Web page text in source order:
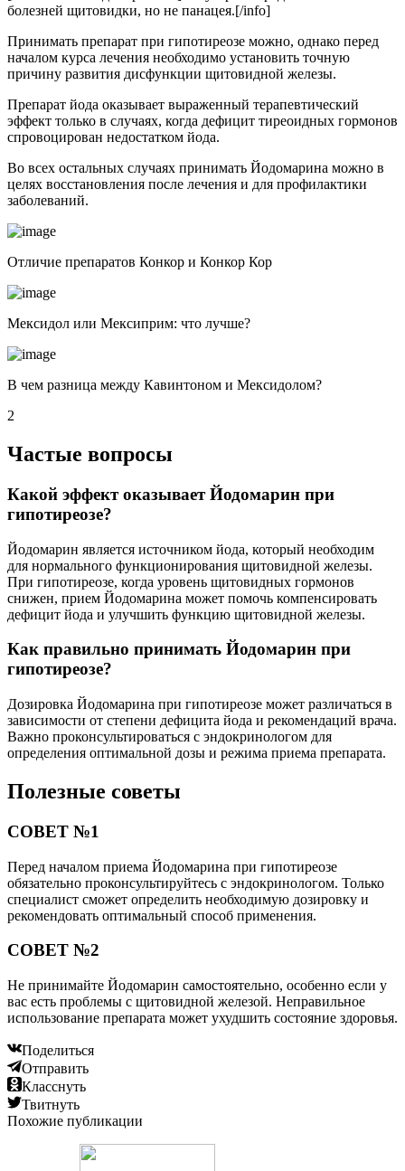
болезней щитовидки, но не панацея.[/info]
Принимать препарат при гипотиреозе можно, однако перед
началом курса лечения необходимо установить точную
причину развития дисфункции щитовидной железы.
Препарат йода оказывает выраженный терапевтический
эффект только в случаях, когда дефицит тиреоидных гормонов
спровоцирован недостатком йода.
Во всех остальных случаях принимать Йодомарина можно в
целях восстановления после лечения и для профилактики
заболеваний.
Отличие препаратов Конкор и Конкор Кор
Мексидол или Мексиприм: что лучше?
В чем разница между Кавинтоном и Мексидолом?
2
Частые вопросы
Какой эффект оказывает Йодомарин при
гипотиреозе?
Йодомарин является источником йода, который необходим
для нормального функционирования щитовидной железы.
При гипотиреозе, когда уровень щитовидных гормонов
снижен, прием Йодомарина может помочь компенсировать
дефицит йода и улучшить функцию щитовидной железы.
Как правильно принимать Йодомарин при
гипотиреозе?
Дозировка Йодомарина при гипотиреозе может различаться в
зависимости от степени дефицита йода и рекомендаций врача.
Важно проконсультироваться с эндокринологом для
определения оптимальной дозы и режима приема препарата.
Полезные советы
СОВЕТ №1
Перед началом приема Йодомарина при гипотиреозе
обязательно проконсультируйтесь с эндокринологом. Только
специалист сможет определить необходимую дозировку и
рекомендовать оптимальный способ применения.
СОВЕТ №2
Не принимайте Йодомарин самостоятельно, особенно если у
вас есть проблемы с щитовидной железой. Неправильное
использование препарата может ухудшить состояние здоровья.
Поделиться
Отправить
Класснуть
Твитнуть
Похожие публикации